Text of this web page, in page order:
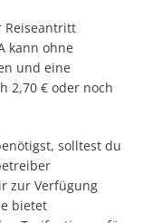
Reiseantritt
kann ohne
und eine
2,70 € oder noch
solltest du
zur Verfügung
bietet